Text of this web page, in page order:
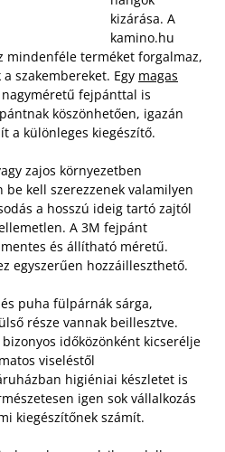
kizárása. A
kamino.hu
mindenféle terméket forgalmaz,
szakembereket. Egy magas
nagyméretű fejpánttal is
köszönhetően, igazán
a különleges kiegészítő.
zajos környezetben
kell szerezzenek valamilyen
a hosszú ideig tartó zajtól
A 3M fejpánt
és állítható méretű.
egyszerűen hozzáilleszthető.
puha fülpárnák sárga,
része vannak beillesztve.
időközönként kicserélje
viseléstől
higiéniai készletet is
igen sok vállalkozás
kiegészítőnek számít.